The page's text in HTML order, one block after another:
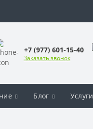
+7 (977) 601-15-40
Заказать звонок
Блог Услуги